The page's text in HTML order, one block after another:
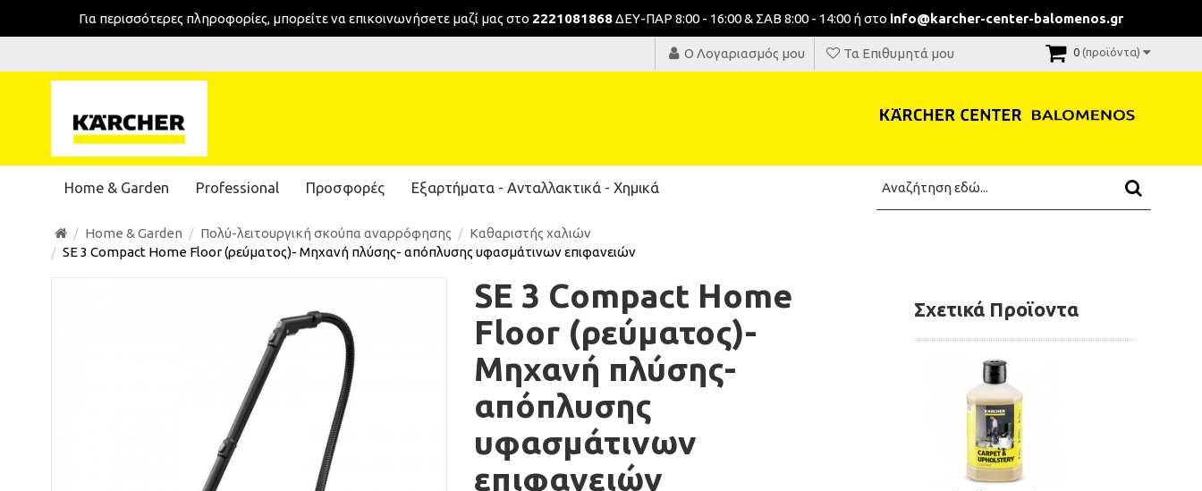
Για περισσότερες πληροφορίες, μπορείτε να επικοινωνήσeτε μαζί μας στο 2221081868ΔΕΥ-ΠΑΡ 8:00 - 16:00 & ΣΑΒ 8:00 - 14:00 ή στο info@karcher-center-balomenos.gr
Ο Λογαριασμός μου Τα Επιθυμητά μου 0 (προϊόντα)
Home & Garden Professional Προσφορές Εξαρτήματα - Ανταλλακτικά - Χημικά
Home & Garden Πολύ-λειτουργική σκούπα αναρρόφησης
Καθαριστής χαλιών
SE 3 Compact Home Floor (ρεύματος)- Μηχανή πλύσης- απόπλυσης υφασμάτινων επιφανειών
SE 3 Compact Home
Floor (ρεύματος)-
Μηχανή πλύσης-
απόπλυσης
υφασμάτινων
επιφανειών
Σχετικά Προϊοντα